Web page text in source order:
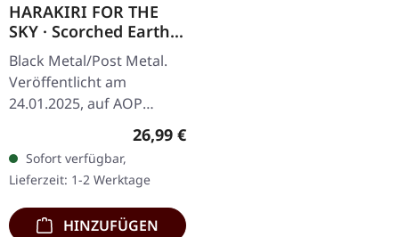
HARAKIRI FOR THE
SKY · Scorched Earth |
BLACK 2LP
Black Metal/Post Metal.
Veröffentlicht am
24.01.2025, auf AOP
Doppel-LP mit einem 16-
seitigen Booklet im
Format 30x30 cm.
"Scorched…
Regulärer Preis:
26,99 €
Sofort verfügbar,
Lieferzeit: 1-2 Werktage
HINZUFÜGEN